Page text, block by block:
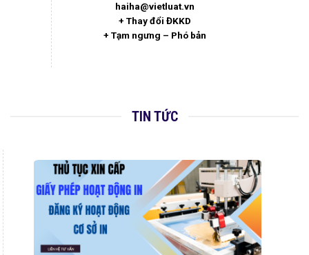
haiha@vietluat.vn
+ Thay đổi ĐKKD
+ Tạm ngưng – Phó bản
TIN TỨC